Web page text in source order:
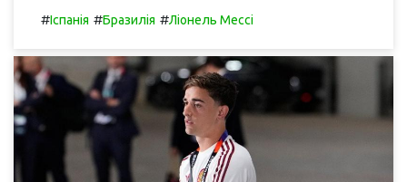
#Іспанія #Бразилія #Ліонель Мессі